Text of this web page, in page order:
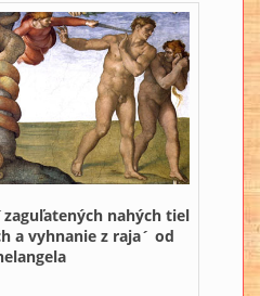
nahých tiel
a vyhnanie z raja´ od